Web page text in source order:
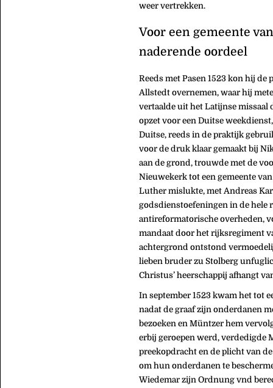
weer vertrekken.
Voor een gemeente
naderende oordeel
Reeds met Pasen 1523 kon hij
Allstedt overnemen, waar hij
vertaalde uit het Latijnse missaal
opzet voor een Duitse
Duitse, reeds in de praktijk
voor de druk klaar gemaakt bij
aan de grond, trouwde met de
Nieuwekerk tot een gemeente
Luther mislukte, met Andreas
godsdienstoefeningen in de hele
antireformatorische overheden,
mandaat door het rijksregiment
achtergrond ontstond
lieben bruder zu Stolberg
Christus’ heerschappij afhangt
In september 1523 kwam het tot
nadat de graaf zijn onderdanen
bezoeken en Müntzer hem
erbij geroepen werd, verdedigde
preekopdracht en de plicht van
om hun onderdanen te
Wiedemar zijn Ordnung vnd